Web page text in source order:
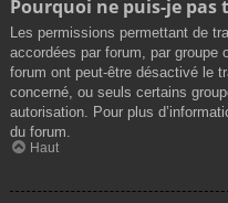
Pourquoi ne puis-je pas
Les permissions permettant de
accordées par forum, par groupe
forum ont peut-être désactivé le
concerné, ou seuls certains
autorisation. Pour plus
du forum.
Haut